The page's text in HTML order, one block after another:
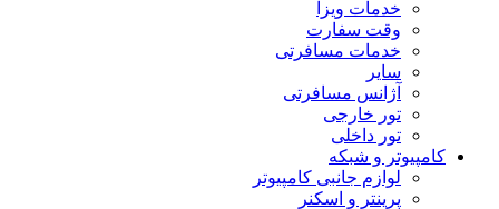
خدمات ویزا
وقت سفارت
خدمات مسافرتی
سایر
آژانس مسافرتی
تور خارجی
تور داخلی
کامپیوتر و شبکه
لوازم جانبی کامپیوتر
پرینتر و اسکنر